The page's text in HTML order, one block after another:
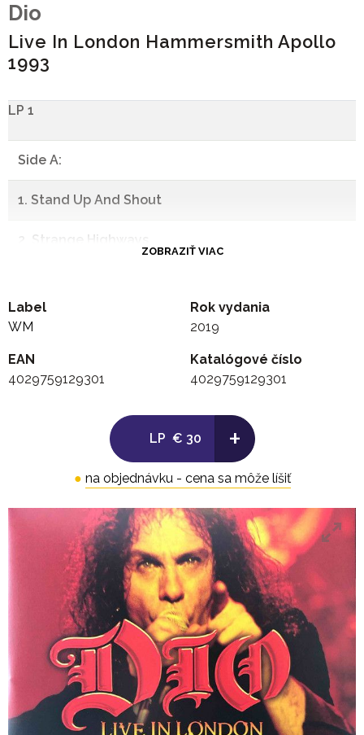
Dio
Live In London Hammersmith Apollo
1993
LP 1
Side A:
1. Stand Up And Shout
2. Strange Highways
4. Evilution
-
2. The Mob Rules
3. Children Of The Sea
4. Holy Diver
5. Heaven And Hell
Side C:
ZOBRAZIŤ VIAC
Label
WM
Rok vydania
2019
EAN
4029759129301
Katalógové číslo
4029759129301
LP € 30 +
● na objednávku - cena sa môže líšiť